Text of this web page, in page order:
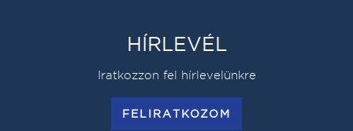
HÍRLEVÉL
Iratkozzon fel hírlevelünkre
FELIRATKOZOM